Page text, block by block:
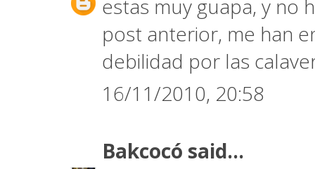
estas muy guapa, y no
post anterior, me han
debilidad por las
16/11/2010, 20:58
Bakcocó said...